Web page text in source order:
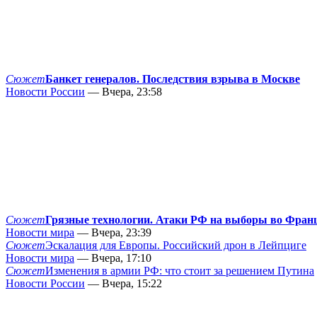
СюжетБанкет генералов. Последствия взрыва в Москве
Новости России — Вчера, 23:58
СюжетГрязные технологии. Атаки РФ на выборы во
Новости мира — Вчера, 23:39
СюжетЭскалация для Европы. Российский дрон в Лейпциге
Новости мира — Вчера, 17:10
СюжетИзменения в армии РФ: что стоит за решением Путина
Новости России — Вчера, 15:22